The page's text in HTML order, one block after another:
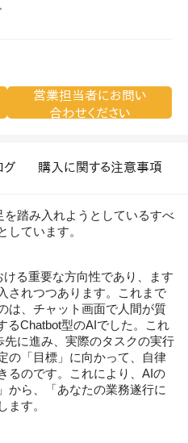
営業担当者にお問い
合わせください
グ 購入に関する注意事項
踏み入れようとしているすべ
しています。
る重要な方向性であり、ます
されつつあります。これまで
は、チャット画面で人間が質
るChatbot型のAIでした。これ
先に進み、実際のタスクの実行
の「目標」に向かって、自律
るのです。これにより、AIの
から、「あなたの業務遂行に
ます。